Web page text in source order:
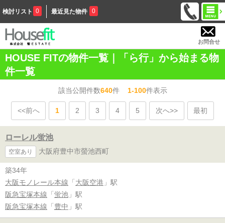
検討リスト 0 最近見た物件 0
お問合せ
HOUSE FITの物件一覧｜「ら行」から始まる物
件一覧
該当公開件数640件1-100件表示
<<前へ 1 2 3 4 5 次へ>> 最初
ローレル蛍池
空室あり 大阪府豊中市螢池西町
築34年
大阪モノレール本線 「 大阪空港 」駅
阪急宝塚本線 「 蛍池 」駅
阪急宝塚本線 「 豊中 」駅